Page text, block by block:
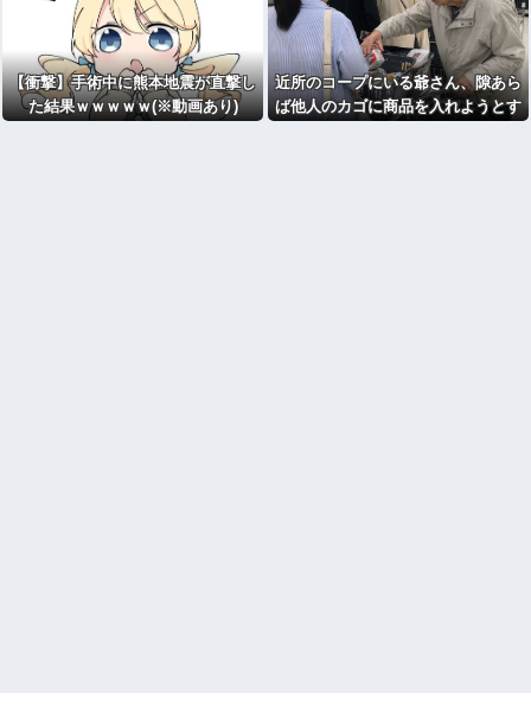
【衝撃】手術中に熊本地震が直撃し
た結果ｗｗｗｗｗ(※動画あり)
近所のコープにいる爺さん、隙あら
ば他人のカゴに商品を入れようとす